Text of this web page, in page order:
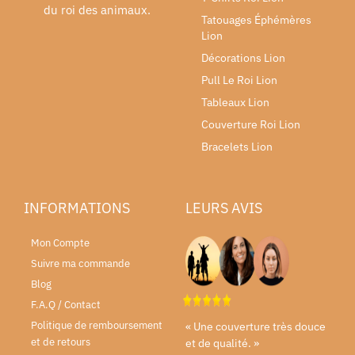
du roi des animaux.
Tatouages Éphémères
Lion
Décorations Lion
Pull Le Roi Lion
Tableaux Lion
Couverture Roi Lion
Bracelets Lion
INFORMATIONS
Mon Compte
Suivre ma commande
Blog
F.A.Q / Contact
Politique de remboursement
et de retours
LEURS AVIS
« Une couverture très douce
et de qualité. »